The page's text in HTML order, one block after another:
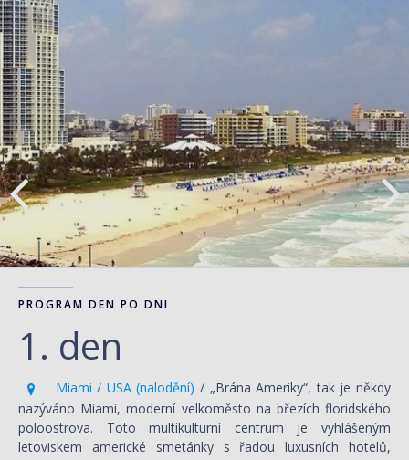
PROGRAM DEN PO DNI
1. den
Miami / USA (nalodění) / „Brána Ameriky“, tak je někdy
nazýváno Miami, moderní velkoměsto na březích floridského
poloostrova. Toto multikulturní centrum je vyhlášeným
letoviskem americké smetánky s řadou luxusních hotelů,